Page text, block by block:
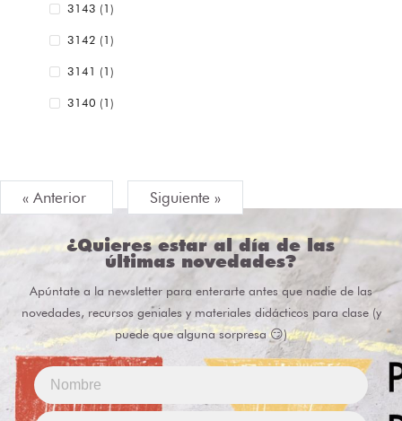
3143 (1)
3142 (1)
3141 (1)
3140 (1)
« Anterior Siguiente »
¿Quieres estar al día de las
últimas novedades?
Apúntate a la newsletter para enterarte antes que nadie de las
novedades, recursos geniales y materiales didácticos para clase (y
puede que alguna sorpresa 😏)